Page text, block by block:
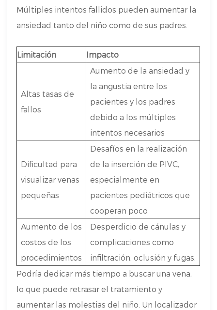
Múltiples intentos fallidos pueden aumentar la
ansiedad tanto del niño como de sus padres.
Limitación Impacto
Altas tasas de
fallos
Aumento de la ansiedad y
la angustia entre los
pacientes y los padres
debido a los múltiples
intentos necesarios
Dificultad para
visualizar venas
pequeñas
Desafíos en la realización
de la inserción de PIVC,
especialmente en
pacientes pediátricos que
cooperan poco
Aumento de los
costos de los
procedimientos
Desperdicio de cánulas y
complicaciones como
infiltración, oclusión y fugas.
Podría dedicar más tiempo a buscar una vena,
lo que puede retrasar el tratamiento y
aumentar las molestias del niño. Un localizador